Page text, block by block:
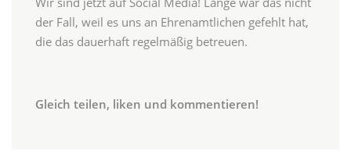
der Fall, weil es uns an Ehrenamtlichen gefehlt hat,
die das dauerhaft regelmäßig betreuen.
Gleich teilen, liken und kommentieren!